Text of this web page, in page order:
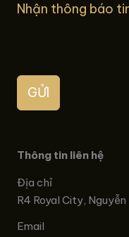
Nhận thông báo
GỬI
Thông tin liên hệ
Địa chỉ
R4 Royal City,
Email